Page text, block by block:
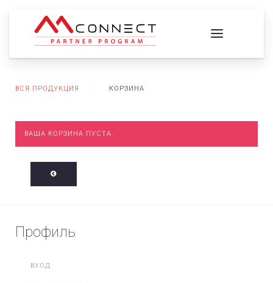
ВСЯ ПРОДУКЦИЯ КОРЗИНА
ВАША КОРЗИНА ПУСТА.
Профиль
ВХОД